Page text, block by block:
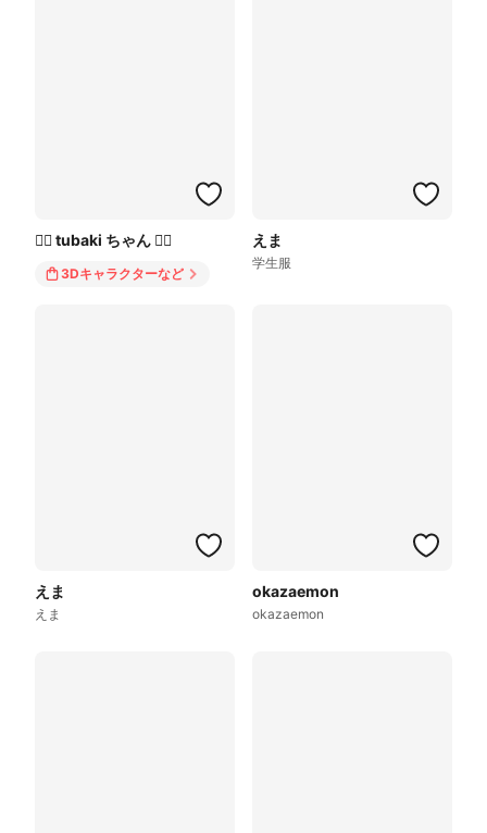
❤️‍🔥 tubaki ちゃん ❤️‍🔥
3Dキャラクターなど
えま
学生服
えま
えま
okazaemon
okazaemon